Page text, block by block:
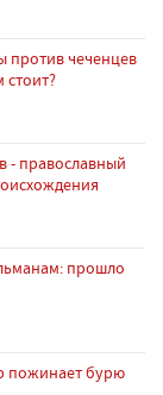
против чеченцев
стоит?
- православный
прошло
пожинает бурю